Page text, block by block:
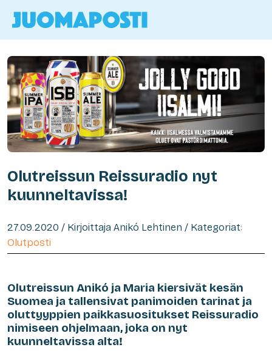
Olutreissun Reissuradio nyt
kuunneltavissa!
27.09.2020 / Kirjoittaja Anikó Lehtinen / Kategoriat:
Olutposti
Olutreissun Anikó ja Maria kiersivät kesän
Suomea ja tallensivat panimoiden tarinat ja
oluttyyppien paikkasuositukset Reissuradio
nimiseen ohjelmaan, joka on nyt
kuunneltavissa alta!